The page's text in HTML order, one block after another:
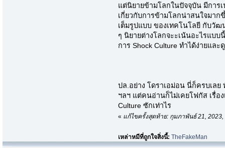
แต่นิยายข้ามโลกในปัจจุบัน มีการเ
เกี่ยวกับการข้ามโลกน่าสนใจมาก
เต็มรูปแบบ ของเทคโนโลยี กับวั
ๆ นิยายต่างโลกจะะเน้นอะไรแบบ
การ Shock Culture ทำได้ง่ายแล
ปล.อย่าง โดราเอม่อน นี่ก็ครบเล
ฯลฯ แต่คนอ่านก็ไม่เคยโฟกัส เรื่อ
Culture ซักเท่าไร
« แก้ไขครั้งสุดท้าย: กุมภาพันธ์ 21,
เหล่าหมีที่ถูกใจสิ่งนี้:TheFakeMan